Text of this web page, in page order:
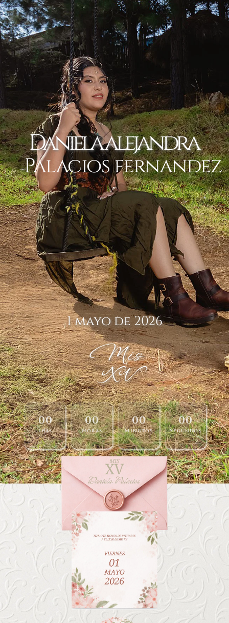
Daniela alejandra
Palacios fernandez
1 mayo de 2026
Mis
XV
00
Días
00
Horas
00
Minutos
00
Segundos